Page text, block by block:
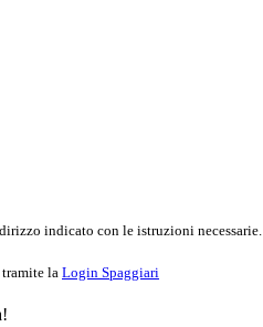
indicato con le istruzioni necessarie.
tramite la Login Spaggiari